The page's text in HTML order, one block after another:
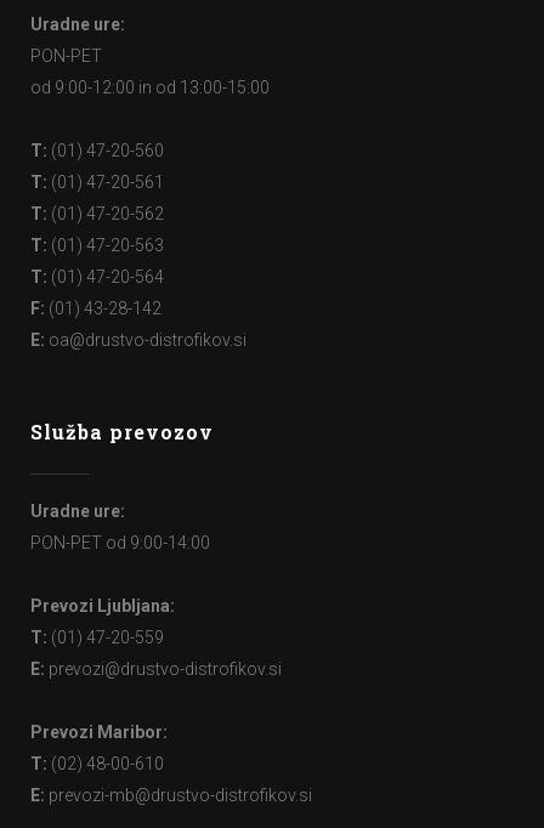
Uradne ure:
PON-PET
od 9:00-12:00 in od 13:00-15:00
T: (01) 47-20-560
T: (01) 47-20-561
T: (01) 47-20-562
T: (01) 47-20-563
T: (01) 47-20-564
F: (01) 43-28-142
E: oa@drustvo-distrofikov.si
Služba prevozov
Uradne ure:
PON-PET od 9:00-14:00
Prevozi Ljubljana:
T: (01) 47-20-559
E: prevozi@drustvo-distrofikov.si
Prevozi Maribor:
T: (02) 48-00-610
E: prevozi-mb@drustvo-distrofikov.si